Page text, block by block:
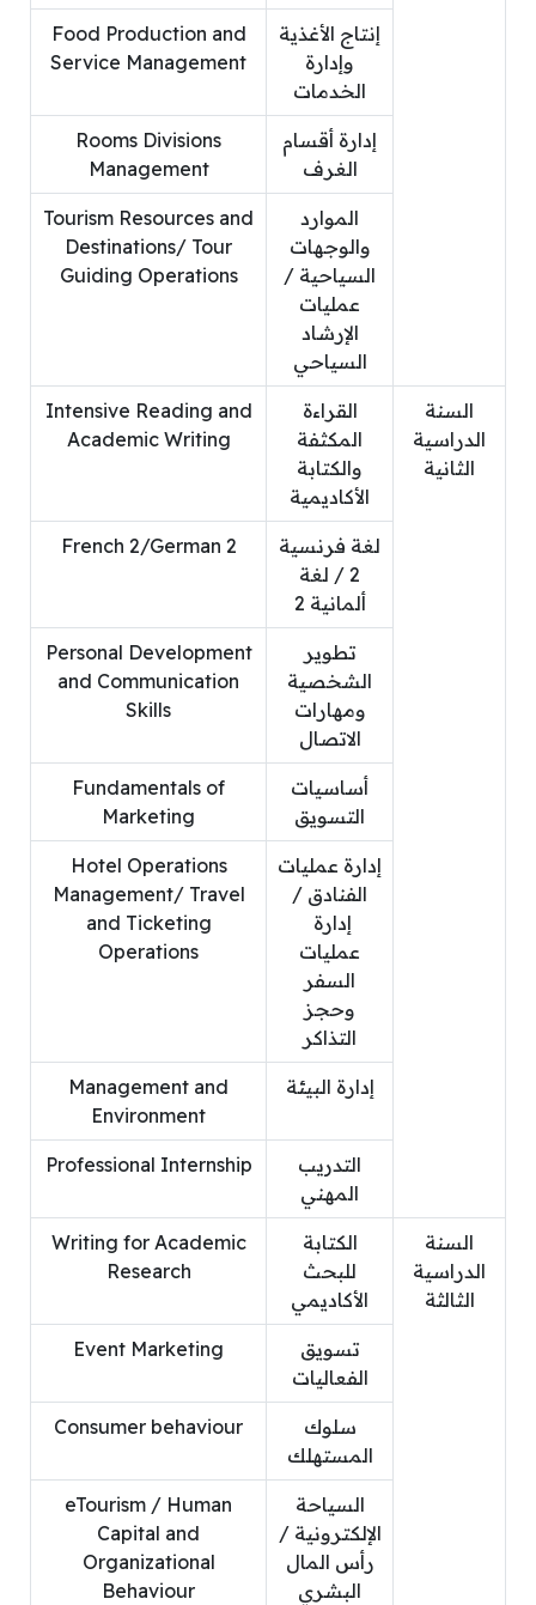
إنتاج الأغذية
وإدارة
الخدمات
Food Production and
Service Management
إدارة أقسام
الغرف
Rooms Divisions
Management
الموارد
والوجهات
السياحية /
عمليات
الإرشاد
السياحي
Tourism Resources and
Destinations/ Tour
Guiding Operations
السنة
الدراسية
الثانية
القراءة
المكثفة
والكتابة
الأكاديمية
Intensive Reading and
Academic Writing
لغة فرنسية
2 / لغة
ألمانية 2
French 2/German 2
تطوير
الشخصية
ومهارات
الاتصال
Personal Development
and Communication
Skills
أساسيات
التسويق
Fundamentals of
Marketing
إدارة عمليات
الفنادق /
إدارة
عمليات
السفر
وحجز
التذاكر
Hotel Operations
Management/ Travel
and Ticketing
Operations
إدارة البيئة
Management and
Environment
التدريب
المهني
Professional Internship
السنة
الدراسية
الثالثة
الكتابة
للبحث
الأكاديمي
Writing for Academic
Research
تسويق
الفعاليات
Event Marketing
سلوك
المستهلك
Consumer behaviour
السياحة
الإلكترونية /
رأس المال
البشري
eTourism / Human
Capital and
Organizational
Behaviour